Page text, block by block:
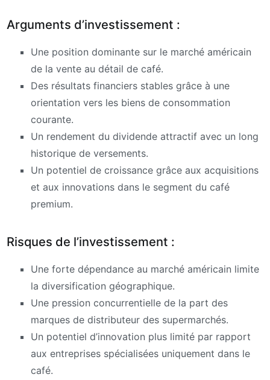
Arguments d’investissement :
Une position dominante sur le marché américain
de la vente au détail de café.
Des résultats financiers stables grâce à une
orientation vers les biens de consommation
courante.
Un rendement du dividende attractif avec un long
historique de versements.
Un potentiel de croissance grâce aux acquisitions
et aux innovations dans le segment du café
premium.
Risques de l’investissement :
Une forte dépendance au marché américain limite
la diversification géographique.
Une pression concurrentielle de la part des
marques de distributeur des supermarchés.
Un potentiel d’innovation plus limité par rapport
aux entreprises spécialisées uniquement dans le
café.